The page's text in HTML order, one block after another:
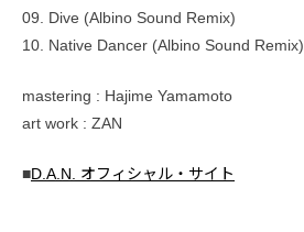
09. Dive (Albino Sound Remix)
10. Native Dancer (Albino Sound Remix)
mastering : Hajime Yamamoto
art work : ZAN
■D.A.N. オフィシャル・サイト